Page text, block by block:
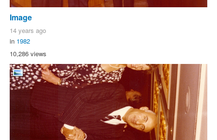
Image
14 years ago
in 1982
10,286 views